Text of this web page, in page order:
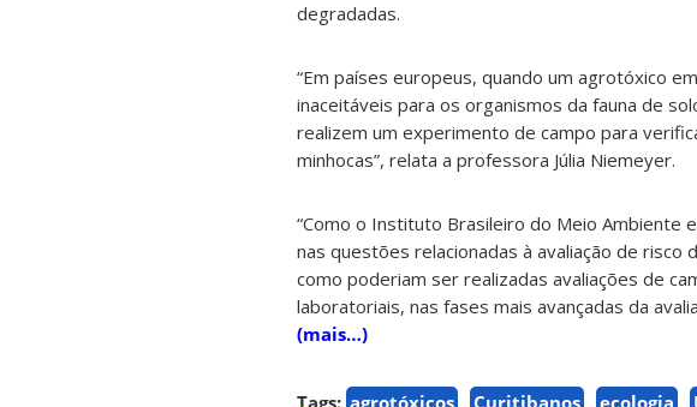
degradadas.
“Em países europeus, quando um agrotóxico
inaceitáveis para os organismos da fauna de
realizem um experimento de campo para
minhocas”, relata a professora Júlia Niemeyer.
“Como o Instituto Brasileiro do Meio Ambiente
nas questões relacionadas à avaliação de
como poderiam ser realizadas avaliações de
laboratoriais, nas fases mais avançadas da
(mais…)